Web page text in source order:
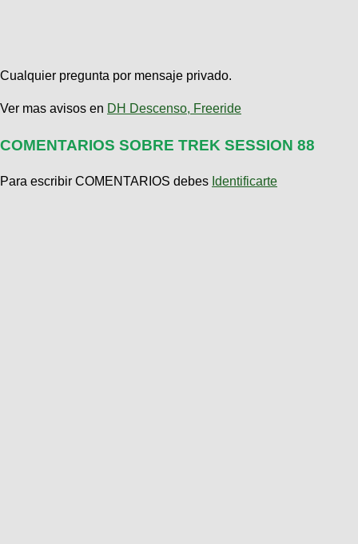
Cualquier pregunta por mensaje privado.
Ver mas avisos en DH Descenso, Freeride
COMENTARIOS SOBRE TREK SESSION 88
Para escribir COMENTARIOS debes Identificarte